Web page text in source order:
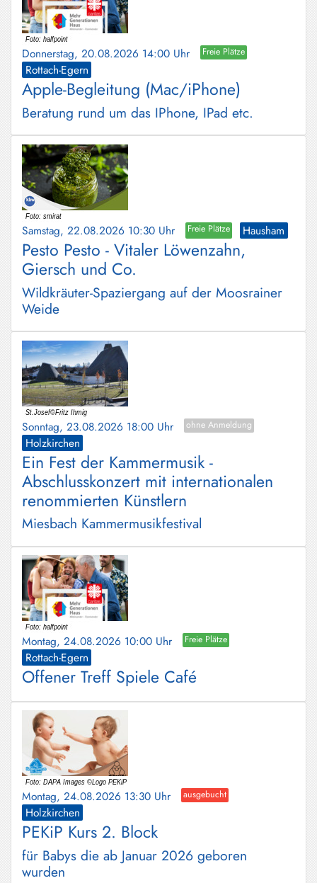
Donnerstag, 20.08.2026 14:00 Uhr Freie Plätze
Rottach-Egern
Apple-Begleitung (Mac/iPhone)
Beratung rund um das IPhone, IPad etc.
Samstag, 22.08.2026 10:30 Uhr Freie Plätze Hausham
Pesto Pesto - Vitaler Löwenzahn,
Giersch und Co.
Wildkräuter-Spaziergang auf der Moosrainer
Weide
Sonntag, 23.08.2026 18:00 Uhr ohne Anmeldung
Holzkirchen
Ein Fest der Kammermusik -
Abschlusskonzert mit internationalen
renommierten Künstlern
Miesbach Kammermusikfestival
Montag, 24.08.2026 10:00 Uhr Freie Plätze
Rottach-Egern
Offener Treff Spiele Café
Montag, 24.08.2026 13:30 Uhr ausgebucht
Holzkirchen
PEKiP Kurs 2. Block
für Babys die ab Januar 2026 geboren
wurden